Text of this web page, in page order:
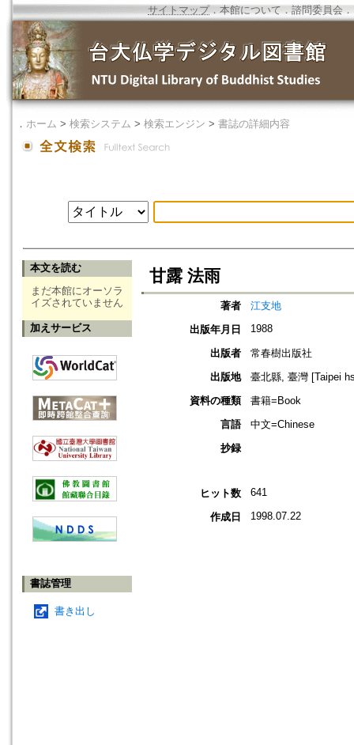
サイトマップ．本館について ． 諮問委員会 ．
． ホーム > 検索システム > 検索エンジン > 書誌の詳細内容
本文を読む
まだ本館にオーソラ
イズされていません
加えサービス
書誌管理
書き出し
甘露 法雨
著者
江支地
出版年月日
1988
出版者
常春樹出版社
出版地
臺北縣, 臺灣 [Taipei
資料の種類
書籍=Book
言語
中文=Chinese
抄録
ヒット数 641
作成日 1998.07.22